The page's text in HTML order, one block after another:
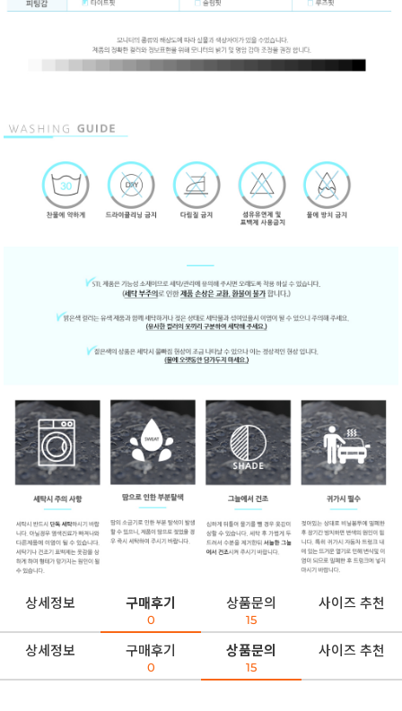
상세정보 구매후기
0
상품문의
15
사이즈 추천
상세정보 구매후기
0
상품문의
15
사이즈 추천